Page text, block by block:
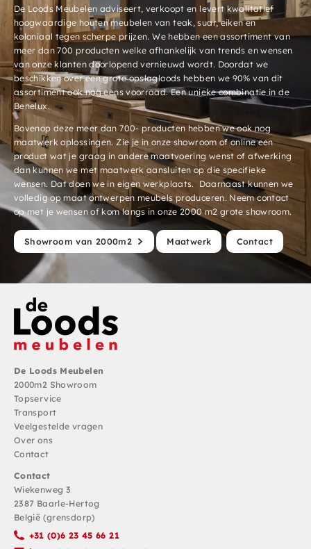
De Loods Meubelen adviseert, verkoopt en levert kwalitatief
hoogwaardige houten meubelen van teak, suar, eiken en
koloniaal tegen scherpe prijzen. We hebben een assortiment van
meer dan 700 producten welke afhankelijk van trends en wensen
van onze klanten doorlopend vernieuwd wordt. Doordat we
beschikken over een grote opslagloods hebben we 90% van dit
assortiment ook nog eens voorraad. Een unieke combinatie in de
Benelux.
Bovenop deze meer dan 700- producten hebben we ook nog
maatwerk oplossingen. Zie je in onze showroom of online een
product wat je graag in andere maatvoering wenst of afwerking
dan kunnen we met maatwerk aansluiten op die specifieke
wensen. Dat doen we in eigen werkplaats. Daarnaast kunnen we
volledig op maat ontwerpen meubels produceren. Neem contact
op met je wensen of kom langs in onze 2000 m2 grote showroom.
Showroom van 2000m2 Maatwerk Contact
De Loods Meubelen
2000m2 Showroom
Topservice
Transport
Veelgestelde vragen
Over ons
Contact
Contact
Wiekenweg 3
2387 Baarle-Hertog
België (grensdorp)
+31 (0)6 23 45 66 21